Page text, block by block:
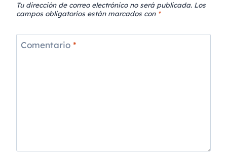
Tu dirección de correo electrónico no será publicada. Los
campos obligatorios están marcados con *
Comentario *